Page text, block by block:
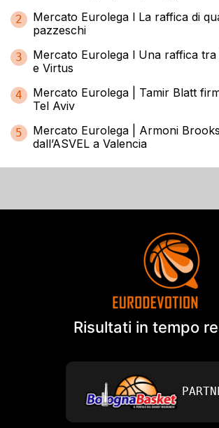
2
Mercato Eurolega l La raffica di
pazzeschi
3
Mercato Eurolega l Una raffica
e Virtus
4
Mercato Eurolega | Tamir Blatt
Tel Aviv
5
Mercato Eurolega | Armoni
dall’ASVEL a Valencia
Risultati in tempo